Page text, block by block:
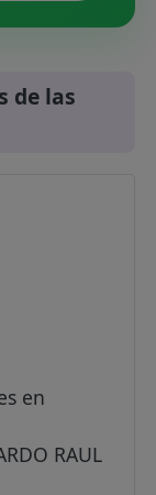
de las
en
RAUL